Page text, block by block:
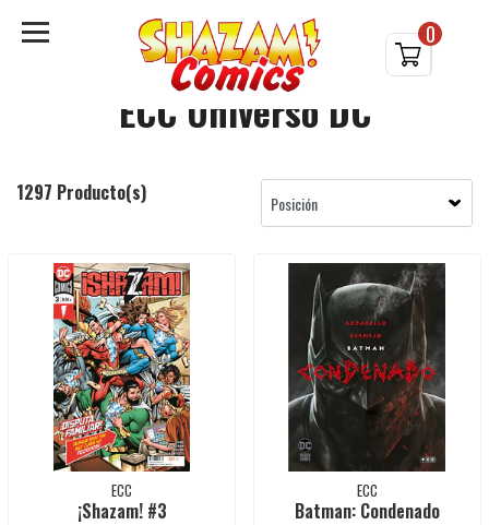
0
ECC Universo DC
1297 Producto(s)
ECC
¡Shazam! #3
ECC
Batman: Condenado